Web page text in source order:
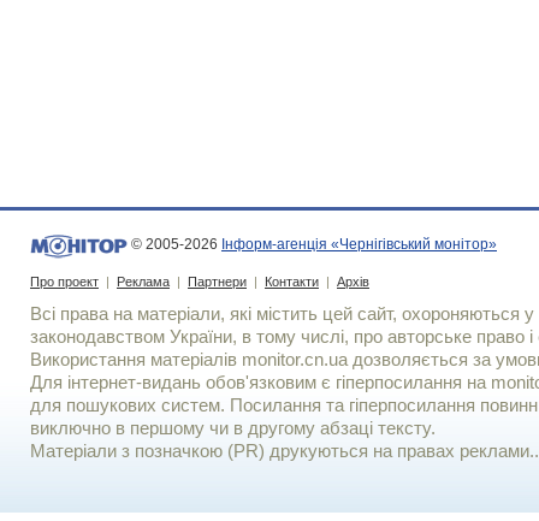
© 2005-2026 Інформ-агенція «Чернігівський монітор»
Про проект | Реклама | Партнери | Контакти | Архів
Всі права на матеріали, які містить цей сайт, охороняються у
законодавством України, в тому числі, про авторське право і
Використання матерiалiв monitor.cn.ua дозволяється за
Для iнтернет-видань обов'язковим є гiперпосилання на
для пошукових систем. Посилання та гіперпосилання
виключно в першому чи в другому абзаці тексту.
Матеріали з позначкою (PR) друкуються на правах реклами..